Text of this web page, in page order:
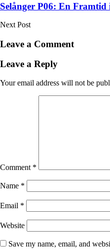
Selånger P06: En
Next Post
Leave a Comment
Leave a Reply
Your email address will not be
Comment *
Name *
Email *
Website
Save my name, email, and